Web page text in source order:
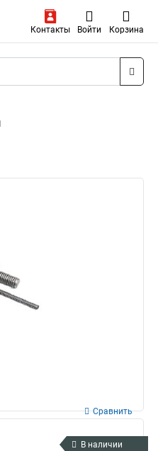
Контакты Войти Корзина
Сравнить
В наличии